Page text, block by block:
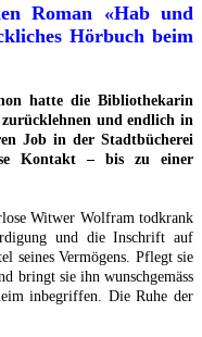
Roman «Hab und
Hörbuch beim
hatte die Bibliothekarin
und endlich in
Job in der Stadtbücherei
Kontakt – bis zu einer
Witwer Wolfram todkrank
und die Inschrift auf
seines Vermögens. Pflegt sie
bringt sie ihn wunschgemäss
inbegriffen. Die Ruhe der